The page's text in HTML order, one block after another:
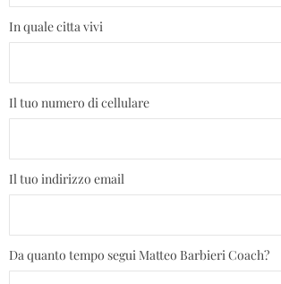
In quale citta vivi
Il tuo numero di cellulare
Il tuo indirizzo email
Da quanto tempo segui Matteo Barbieri Coach?